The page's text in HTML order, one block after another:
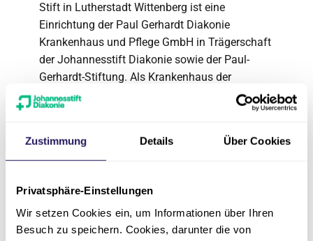
Zustimmung Details Über Cookies
Privatsphäre-Einstellungen
Wir setzen Cookies ein, um Informationen über Ihren
Besuch zu speichern. Cookies, darunter die von
Stift in Lutherstadt Wittenberg ist eine
Einrichtung der Paul Gerhardt Diakonie
Krankenhaus und Pflege GmbH in Trägerschaft
der Johannesstift Diakonie sowie der Paul-
Gerhardt-Stiftung. Als Krankenhaus der
Basisversorgung und Akademisches
Lehrkrankenhaus der Martin-Luther-Universität
hochwertigen Allgemein- und Notfallversorgung
auch spezialisierte Fachbereiche und Zentren.
Über die Johannesstift
Diakonie